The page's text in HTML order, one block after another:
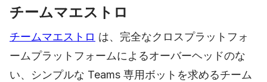
チームマエストロ
チームマエストロ は、完全なクロスプラットフォ
ームプラットフォームによるオーバーヘッドのな
い、シンプルな Teams 専用ボットを求めるチーム